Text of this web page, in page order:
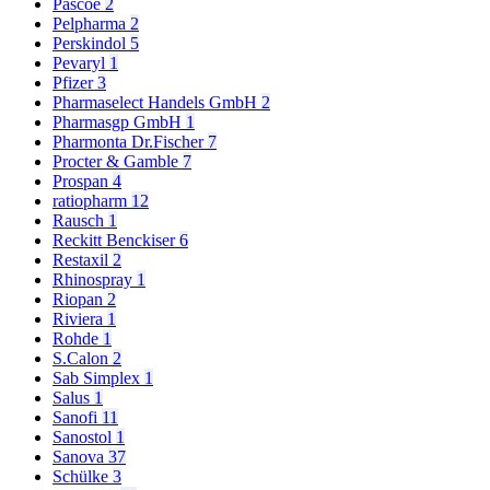
Pascoe 2
Pelpharma 2
Perskindol 5
Pevaryl 1
Pfizer3
Pharmaselect Handels GmbH 2
Pharmasgp GmbH 1
Pharmonta Dr.Fischer 7
Procter & Gamble 7
Prospan 4
ratiopharm 12
Rausch 1
Reckitt Benckiser6
Restaxil 2
Rhinospray 1
Riopan 2
Riviera 1
Rohde 1
S.Calon 2
Sab Simplex 1
Salus 1
Sanofi 11
Sanostol 1
Sanova 37
Schülke 3